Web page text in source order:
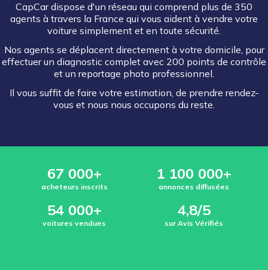
CapCar dispose d'un réseau qui comprend plus de 350
agents à travers la France qui vous aident à vendre votre
voiture simplement et en toute sécurité.
Nos agents se déplacent directement à votre domicile, pour
effectuer un diagnostic complet avec 200 points de contrôle
et un reportage photo professionnel.
Il vous suffit de faire votre estimation, de prendre rendez-
vous et nous nous occupons du reste.
67 000+
acheteurs inscrits
1 100 000+
annonces diffusées
54 000+
voitures vendues
4,8/5
sur Avis Vérifiés